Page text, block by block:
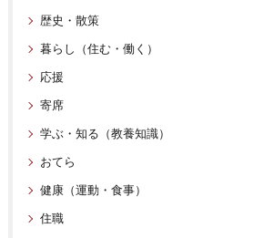
歴史・散策
暮らし（住む・働く）
応援
寄席
学ぶ・知る（教養知識）
おてら
健康（運動・食事）
住職